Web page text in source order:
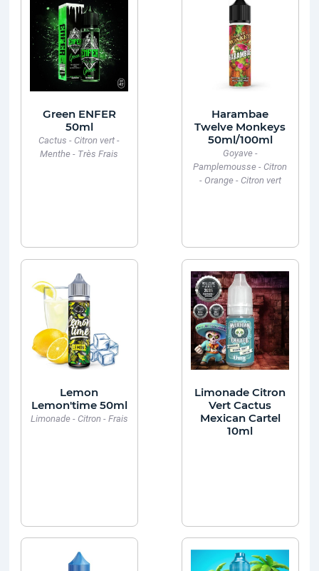
Green ENFER
50ml
Cactus - Citron vert -
Menthe - Très Frais
Harambae
Twelve Monkeys
50ml/100ml
Goyave -
Pamplemousse - Citron
- Orange - Citron vert
Lemon
Lemon'time 50ml
Limonade - Citron - Frais
Limonade Citron
Vert Cactus
Mexican Cartel
10ml